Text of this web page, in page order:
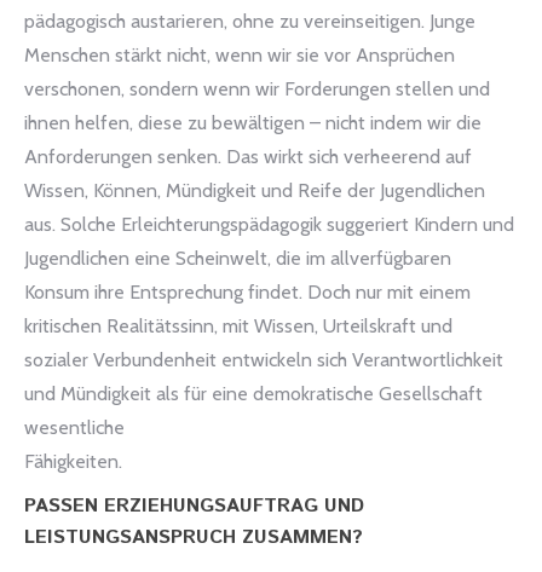
pädagogisch austarieren, ohne zu vereinseitigen. Junge
Menschen stärkt nicht, wenn wir sie vor Ansprüchen
verschonen, sondern wenn wir Forderungen stellen und
ihnen helfen, diese zu bewältigen – nicht indem wir die
Anforderungen senken. Das wirkt sich verheerend auf
Wissen, Können, Mündigkeit und Reife der Jugendlichen
aus. Solche Erleichterungspädagogik suggeriert Kindern und
Jugendlichen eine Scheinwelt, die im allverfügbaren
Konsum ihre Entsprechung findet. Doch nur mit einem
kritischen Realitätssinn, mit Wissen, Urteilskraft und
sozialer Verbundenheit entwickeln sich Verantwortlichkeit
und Mündigkeit als für eine demokratische Gesellschaft
wesentliche
Fähigkeiten.
PASSEN ERZIEHUNGSAUFTRAG UND
LEISTUNGSANSPRUCH ZUSAMMEN?